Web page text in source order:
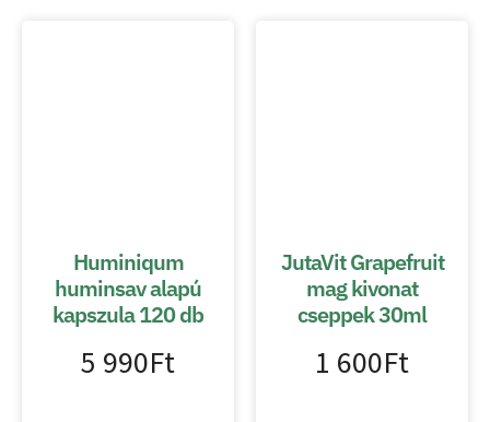
Huminiqum
huminsav alapú
kapszula 120 db
5 990Ft
JutaVit Grapefruit
mag kivonat
cseppek 30ml
1 600Ft